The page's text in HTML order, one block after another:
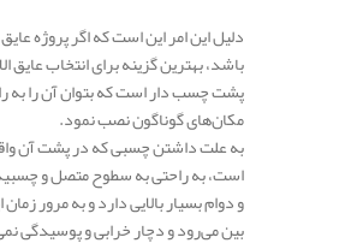
دلیل این امر این است که اگر پروژه
باشد، بهترین گزینه برای انتخاب عایق
پشت چسب دار است که بتوان آن را به
مکان‌های گوناگون نصب نمود.
به علت داشتن چسبی که در پشت آن
است، به راحتی به سطوح متصل و
و دوام بسیار بالایی دارد و به مرور زمان
بین می‌رود و دچار خرابی و پوسیدگی